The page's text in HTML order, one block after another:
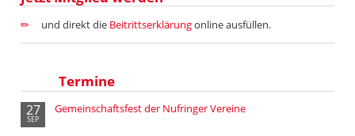
und direkt die Beitrittserklärungonline ausfüllen.
Termine
27
SEP
Gemeinschaftsfest der Nufringer Vereine